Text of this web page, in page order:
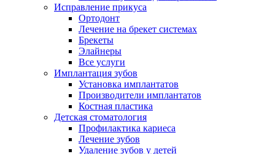
Исправление прикуса
Ортодонт
Лечение на брекет системах
Брекеты
Элайнеры
Все услуги
Имплантация зубов
Установка имплантатов
Производители имплантатов
Костная пластика
Детская стоматология
Профилактика кариеса
Лечение зубов
Удаление зубов у детей